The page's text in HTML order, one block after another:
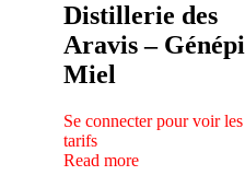
Distillerie des
Aravis – Génépi
Miel
Se connecter pour voir les
tarifs
Read more